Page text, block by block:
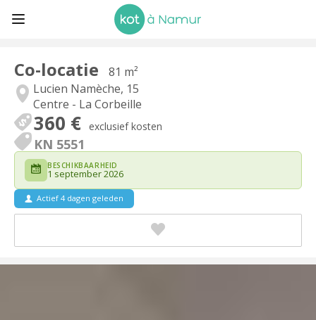
Co-locatie
81 m²
Lucien Namèche, 15
Centre - La Corbeille
360 € exclusief kosten
KN 5551
BESCHIKBAARHEID
1 september 2026
Actief 4 dagen geleden